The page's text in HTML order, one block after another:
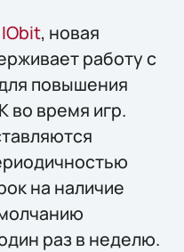
IObit, новая
работу с
повышения
во время игр.
на наличие
раз в неделю.